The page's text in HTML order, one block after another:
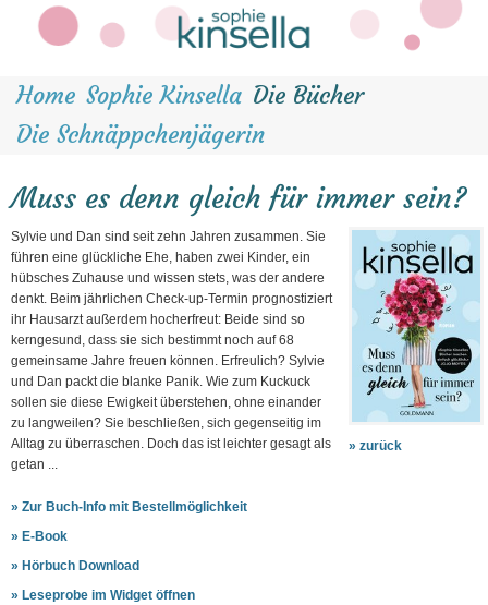
Home Sophie Kinsella Die Bücher
Die Schnäppchenjägerin
Muss es denn gleich für immer sein?
» zurück
Sylvie und Dan sind seit zehn Jahren zusammen. Sie
führen eine glückliche Ehe, haben zwei Kinder, ein
hübsches Zuhause und wissen stets, was der andere
denkt. Beim jährlichen Check-up-Termin prognostiziert
ihr Hausarzt außerdem hocherfreut: Beide sind so
kerngesund, dass sie sich bestimmt noch auf 68
gemeinsame Jahre freuen können. Erfreulich? Sylvie
und Dan packt die blanke Panik. Wie zum Kuckuck
sollen sie diese Ewigkeit überstehen, ohne einander
zu langweilen? Sie beschließen, sich gegenseitig im
Alltag zu überraschen. Doch das ist leichter gesagt als
getan ...
» Zur Buch-Info mit Bestellmöglichkeit
» E-Book
» Hörbuch Download
» Leseprobe im Widget öffnen